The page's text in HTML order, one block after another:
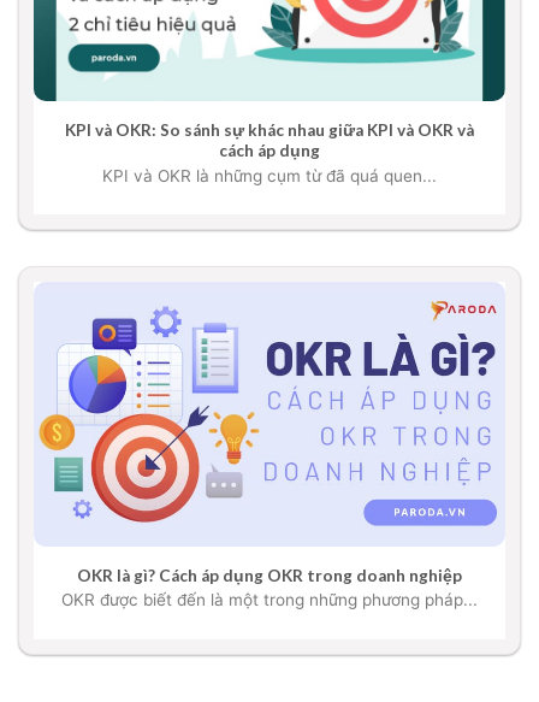
KPI và OKR: So sánh sự khác nhau giữa KPI và OKR và
cách áp dụng
KPI và OKR là những cụm từ đã quá quen...
OKR là gì? Cách áp dụng OKR trong doanh nghiệp
OKR được biết đến là một trong những phương pháp...